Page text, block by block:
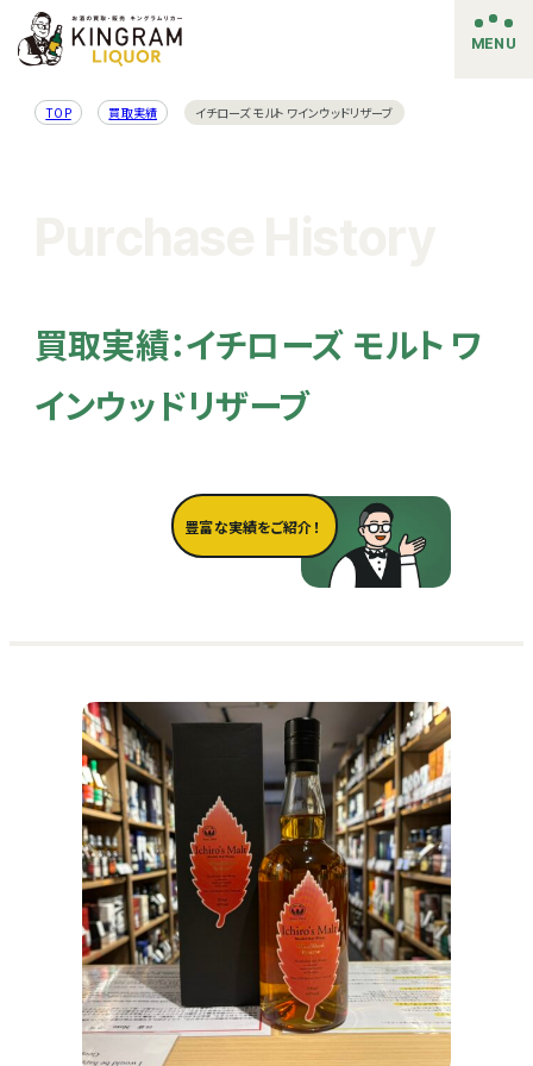
MENU
TOP 買取実績 イチローズ モルト ワインウッドリザーブ
買取実績：イチローズ モルト ワ
インウッドリザーブ
豊富な実績をご紹介！